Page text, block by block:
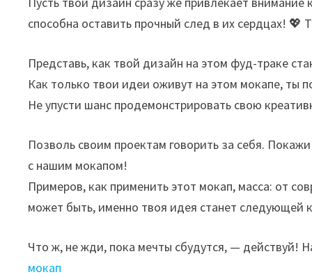
способна оставить прочный след в их сердцах! 💖
Представь, как твой дизайн на этом фуд-траке
Как только твои идеи оживут на этом мокапе, ты
Не упусти шанс продемонстрировать свою
Позволь своим проектам говорить за себя.
с нашим мокапом!
Примеров, как применить этот мокап, масса: от
может быть, именно твоя идея станет следующей
Что ж, не жди, пока мечты сбудутся, — действуй!
мокап